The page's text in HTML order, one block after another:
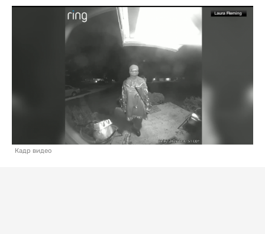
Кадр видео